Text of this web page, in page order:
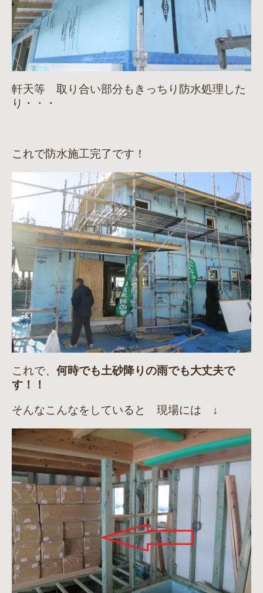
軒天等 取り合い部分もきっちり防水処理した
り・・・
これで防水施工完了です！
これで、 何時でも土砂降りの雨でも大丈夫で
す！！
そんなこんなをしていると 現場には ↓